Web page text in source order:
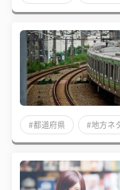
#都道府県 #地方ネ